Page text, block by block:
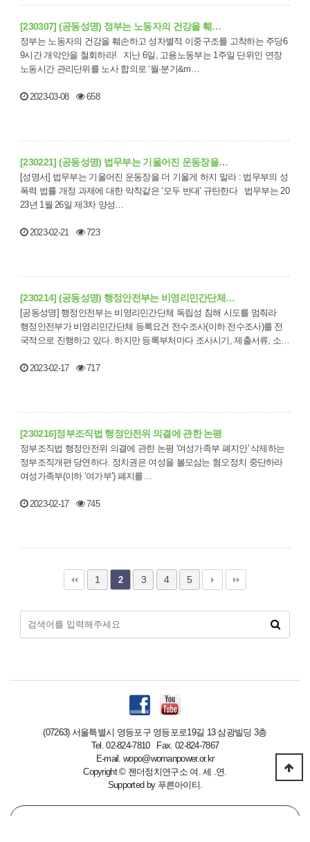
[230307] (공동성명) 정부는 노동자의 건강을 훼…
정부는 노동자의 건강을 훼손하고 성차별적 이중구조를 고착하는 주당6
9시간 개악안을 철회하라! 지난 6일, 고용노동부는 1주일 단위인 연장
노동시간 관리단위를 노사 합의로 ‘월·분기&m…
2023-03-08 658
[230221] (공동성명) 법무부는 기울어진 운동장을…
[성명서] 법무부는 기울어진 운동장을 더 기울게 하지 말라 : 법무부의 성
폭력 법률 개정 과제에 대한 악착같은 ‘모두 반대’ 규탄한다 법무부는 20
23년 1월 26일 제3차 양성…
2023-02-21 723
[230214] (공동성명) 행정안전부는 비영리민간단체…
[공동성명] 행정안전부는 비영리민간단체 독립성 침해 시도를 멈춰라
행정안전부가 비영리민간단체 등록요건 전수조사(이하 전수조사)를 전
국적으로 진행하고 있다. 하지만 등록부처마다 조사시기, 제출서류, 소통
2023-02-17
717
[230216]정부조직법 행정안전위 의결에 관한 논평
정부조직법 행정안전위 의결에 관한 논평 '여성가족부 폐지안' 삭제하는
정부조직개편 당연하다. 정치권은 여성을 볼모삼는 혐오정치 중단하라
여성가족부(이하 ‘여가부’) 폐지를…
2023-02-17 745
1 2 3 4 5
(07263) 서울특별시 영등포구 영등포로19길 13 삼광빌딩 3층
Tel. 02-824-7810 Fax. 02-824-7867
E-mail. wopo@womanpower.or.kr
Copyright©젠더정치연구소 여. 세 .연.
Supported by 푸른아이티.